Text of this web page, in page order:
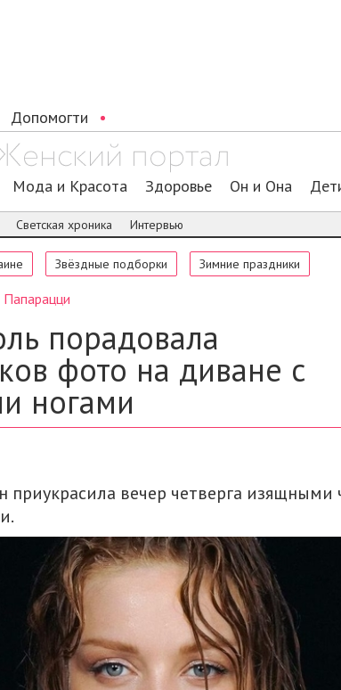
Допомогти
Мода и Красота Здоровье Он и Она
Светская хроника Интервью
Звёздные подборки Зимние праздники
Папарацци
порадовала
фото на диване с
ногами
приукрасила вечер четверга изящными